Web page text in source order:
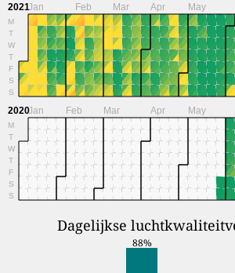
2021
M
T
W
T
F
S
S
Jan Feb Mar Apr May
2020
M
T
W
T
F
S
S
Jan Feb Mar Apr May
Dagelijkse
88%